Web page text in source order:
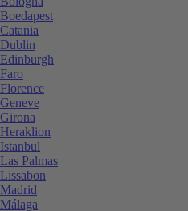
Boedapest
Catania
Dublin
Edinburgh
Faro
Florence
Geneve
Girona
Heraklion
Istanbul
Las Palmas
Lissabon
Madrid
Málaga